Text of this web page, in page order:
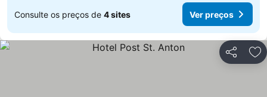
Consulte os preços de 4 sites Ver preços
Partilhar